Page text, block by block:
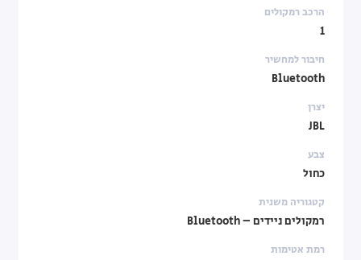
הרכב רמקולים
1
חיבור למחשיר
Bluetooth
יצרן
JBL
צבע
כחול
קטגוריה משנית
רמקולים ניידים – Bluetooth
רמת אטימות